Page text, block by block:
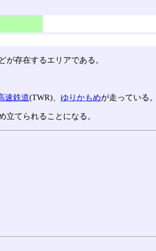
が存在するエリアである。
速鉄道(TWR)、 ゆりかもめが走っている
てられることになる。